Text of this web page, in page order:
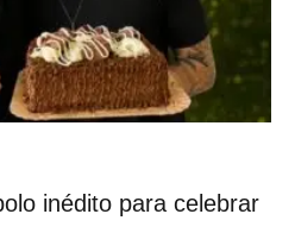
inédito para celebrar